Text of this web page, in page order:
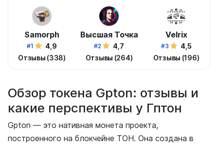
Samorph
#1
4,9
Отзывы (338)
Высшая Точка
#2
4,7
Отзывы (264)
Velrix
#3
4,5
Отзывы (196)
Обзор токена Gpton: отзывы и
какие перспективы у Гптон
Gpton — это нативная монета проекта,
построенного на блокчейне ТОН. Она создана в